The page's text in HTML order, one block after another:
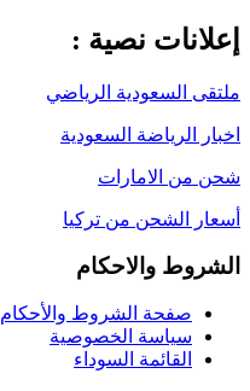
إعلانات نصية :
ملتقى السعودية الرياضي
اخبار الرياضة السعودية
شحن من الامارات
أسعار الشحن من تركيا
الشروط والاحكام
صفحة الشروط والأحكام
سياسة الخصوصية
القائمة السوداء